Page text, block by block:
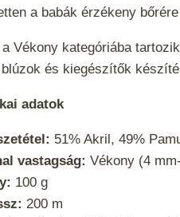
a babák érzékeny
a Vékony kategóriába
és kiegészítők
adatok
51% Akril, 49%
vastagság: Vékony (4
100 g
200 m